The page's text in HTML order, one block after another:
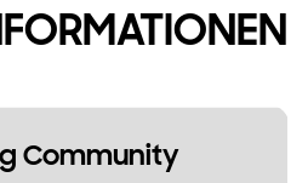
Community